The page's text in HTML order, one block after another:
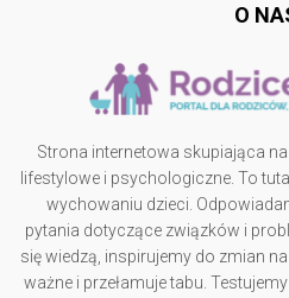
O
Strona internetowa skupiająca
lifestylowe i psychologiczne. To
wychowaniu dzieci.
pytania dotyczące związków i
się wiedzą, inspirujemy do zmian
ważne i przełamuje tabu.